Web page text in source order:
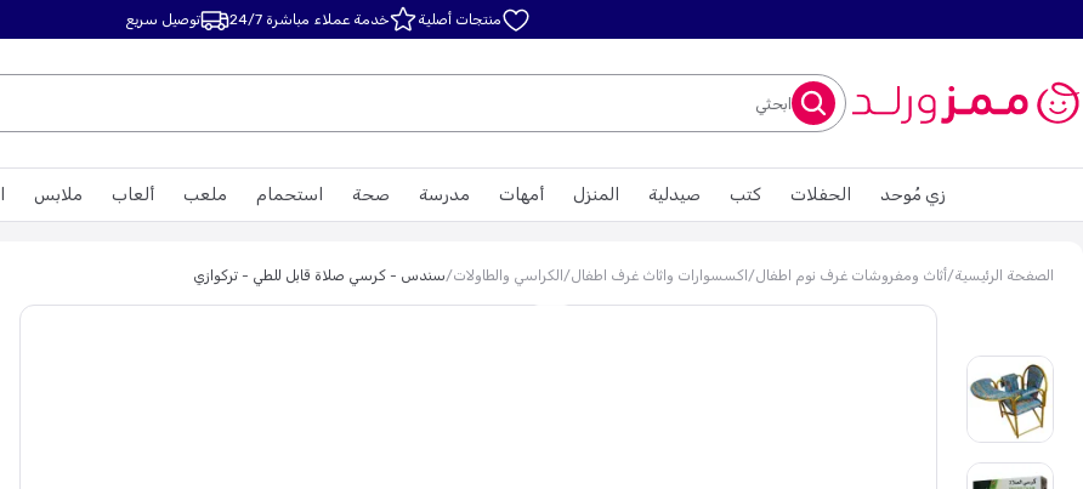
منتجات أصلية خدمة عملاء مباشرة 24/7 توصيل سريع
ابحثي
ملابس ألعاب ملعب استحمام صحة مدرسة أمهات المنزل صيدلية كتب الحفلات زي مُوحد
الصفحة الرئيسية/أثاث ومفروشات غرف نوم اطفال/ اكسسوارات واثاث غرف اطفال/ الكراسي والطاولات/سندس - كرسي صلاة قابل للطي - تركوازي